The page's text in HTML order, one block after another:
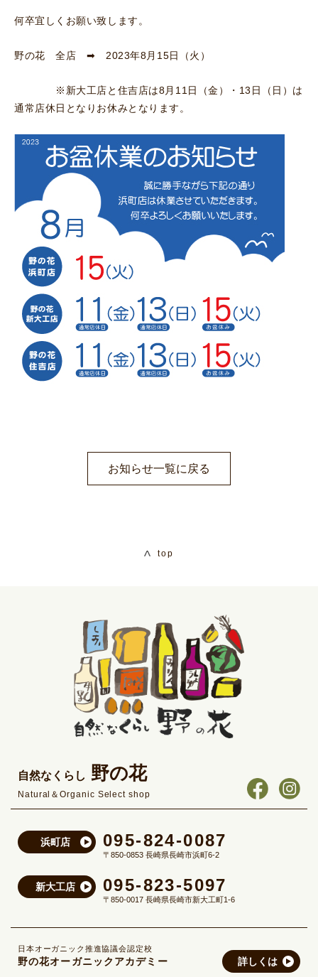
何卒宜しくお願い致します。
野の花 全店 ➡ 2023年8月15日（火）
※新大工店と住吉店は8月11日（金）・13日（日）は
通常店休日となりお休みとなります。
お知らせ一覧に戻る
top
自然なくらし 野の花
Natural＆Organic Select shop
浜町店 095-824-0087
〒850-0853 長崎県長崎市浜町6-2
新大工店 095-823-5097
〒850-0017 長崎県長崎市新大工町1-6
日本オーガニック推進協議会認定校
野の花オーガニックアカデミー 詳しくは